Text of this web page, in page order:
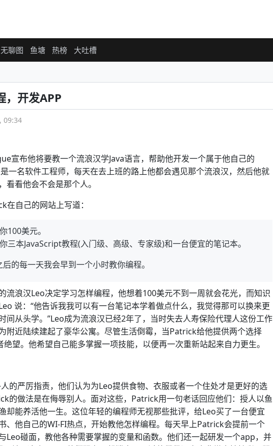
无聊图 鱼塘 热榜 大吐槽
，开发APP
09:34
宣布他将要教一个流浪汉学Java语言，帮助他开发一个属于他自己的
一名软件工程师，每天在去上班的路上他都会遇见那个流浪汉，然后他就
看看他会不会是那个人。
在自己的网站上写道：
100美元。
三本JavaScript教程(入门级、高级、专家级)和一台便宜的笔记本。
的每一天我会早到一个小时教你编程。
流浪汉Leo决定学习怎样编程，他想着100美元不到一周就会花光，而知识
说：“他告诉我我可以有一台笔记本学着做点什么，我觉得那可以换来更
间从头学。”Leo成为流浪汉已经2年了，当时失去人寿保险代理人这份工作
附近陆续建起了豪华公寓。尽管生活倒霉，当Patrick给他提供两个选择
望。他希望自己能多掌握一项技能，以便再一次重新站起来自力更生。
的严厉指责，他们认为为Leo提供食物、衣服或者一个住处才是更好的选
的做法是在侮辱别人。面对这些，Patrick用一句老话回应他们：授人以鱼
却能养活他一生。这位年轻的编程师无视那些批评，给Leo买了一台便宜
、他自己的WI-FI热点，开始教他怎样编程。每天早上Patrick会提前一个
Leo碰面，教他各种需要掌握的变量和函数。他们还一起研发一个app，并